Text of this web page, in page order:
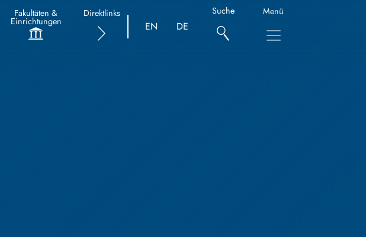
Fakultäten &
Einrichtungen
Direktlinks
EN DE
Suche Menü